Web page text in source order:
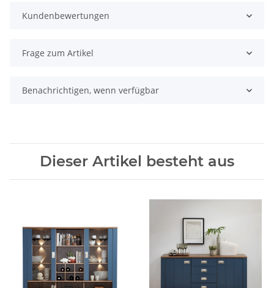
Kundenbewertungen
Frage zum Artikel
Benachrichtigen, wenn verfügbar
Dieser Artikel besteht aus